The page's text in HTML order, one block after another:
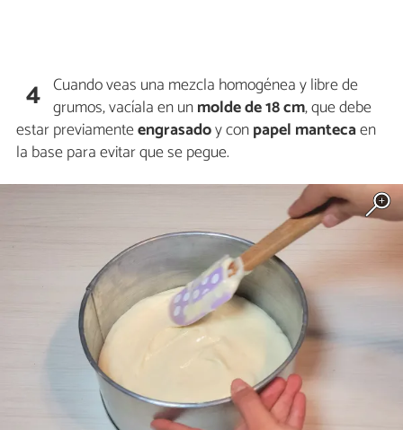
4 Cuando veas una mezcla homogénea y libre de
grumos, vacíala en unmolde de 18 cm, que debe
estar previamenteengrasadoy conpapel mantecaen
la base para evitar que se pegue.